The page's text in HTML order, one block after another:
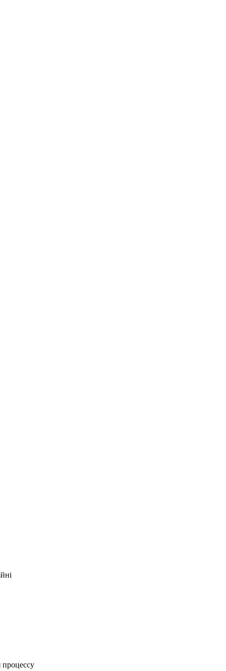
процессу